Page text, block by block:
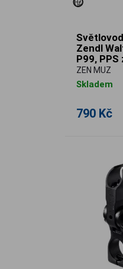
Zendl
P99,
ZEN MUZ
Skladem
790 Kč